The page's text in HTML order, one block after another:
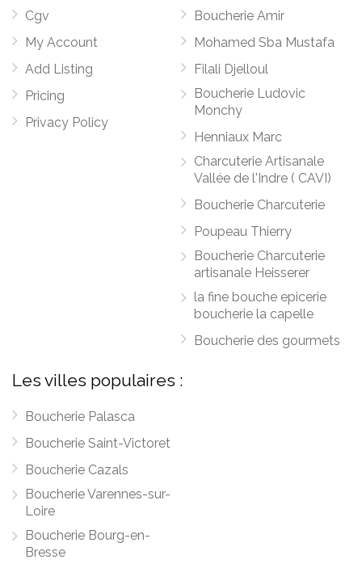
Cgv
My Account
Add Listing
Pricing
Privacy Policy
Boucherie Amir
Mohamed Sba Mustafa
Filali Djelloul
Boucherie Ludovic
Monchy
Henniaux Marc
Charcuterie Artisanale
Vallée de l'Indre ( CAVI)
Boucherie Charcuterie
Poupeau Thierry
Boucherie Charcuterie
artisanale Heisserer
la fine bouche epicerie
boucherie la capelle
Boucherie des gourmets
Les villes populaires :
Boucherie Palasca
Boucherie Saint-Victoret
Boucherie Cazals
Boucherie Varennes-sur-
Loire
Boucherie Bourg-en-
Bresse